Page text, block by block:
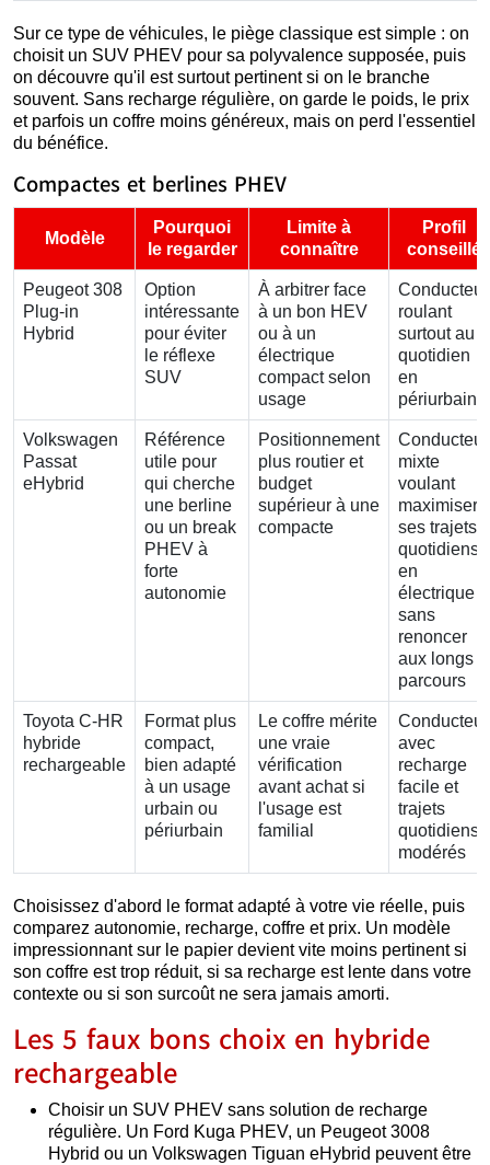
Sur ce type de véhicules, le piège classique est simple : on
choisit un SUV PHEV pour sa polyvalence supposée, puis
on découvre qu'il est surtout pertinent si on le branche
souvent. Sans recharge régulière, on garde le poids, le prix
et parfois un coffre moins généreux, mais on perd l'essentiel
du bénéfice.
Compactes et berlines PHEV
Modèle
Pourquoi
le regarder
Limite à
connaître
Profil
conseillé
Peugeot 308
Plug-in
Hybrid
Option
intéressante
pour éviter
le réflexe
SUV
À arbitrer face
à un bon HEV
ou à un
électrique
compact selon
usage
Conducteur
roulant
surtout au
quotidien
en
périurbain
Volkswagen
Passat
eHybrid
Référence
utile pour
qui cherche
une berline
ou un break
PHEV à
forte
autonomie
Positionnement
plus routier et
budget
supérieur à une
compacte
Conducteur
mixte
voulant
maximiser
ses trajets
quotidiens
en
électrique
sans
renoncer
aux longs
parcours
Toyota C-HR
hybride
rechargeable
Format plus
compact,
bien adapté
à un usage
urbain ou
périurbain
Le coffre mérite
une vraie
vérification
avant achat si
l'usage est
familial
Conducteur
avec
recharge
facile et
trajets
quotidiens
modérés
Choisissez d'abord le format adapté à votre vie réelle, puis
comparez autonomie, recharge, coffre et prix. Un modèle
impressionnant sur le papier devient vite moins pertinent si
son coffre est trop réduit, si sa recharge est lente dans votre
contexte ou si son surcoût ne sera jamais amorti.
Les 5 faux bons choix en hybride
rechargeable
Choisir un SUV PHEV sans solution de recharge
régulière. Un Ford Kuga PHEV, un Peugeot 3008
Hybrid ou un Volkswagen Tiguan eHybrid peuvent être